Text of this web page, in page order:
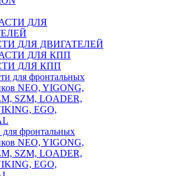
ДЛЯ ДВИГАТЕЛЕЙ
ДЛЯ КПП
для фронтальных
NEO, YIGONG,
SZM, LOADER,
EGO,